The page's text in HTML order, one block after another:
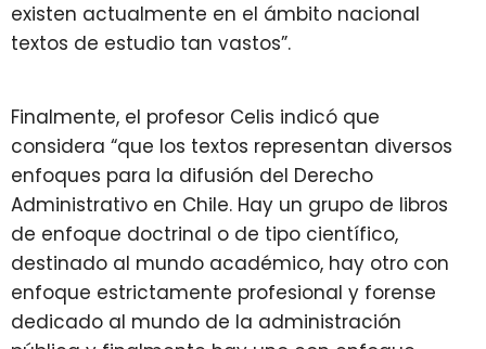
existen actualmente en el ámbito nacional
textos de estudio tan vastos”.
Finalmente, el profesor Celis indicó que
considera “que los textos representan diversos
enfoques para la difusión del Derecho
Administrativo en Chile. Hay un grupo de libros
de enfoque doctrinal o de tipo científico,
destinado al mundo académico, hay otro con
enfoque estrictamente profesional y forense
dedicado al mundo de la administración